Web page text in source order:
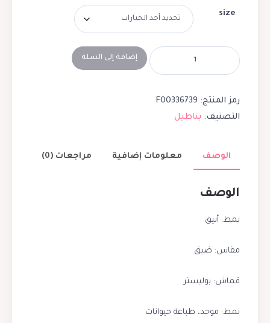
size
إضافة إلى السلة
رمز المنتج: F00336739
التصنيف: بناطيل
الوصف معلومات إضافية مراجعات (0)
الوصف
نمط: أنيق
مقاس: ضيق
قماش: بوليستر
نمط: موحد، طباعة حيوانات